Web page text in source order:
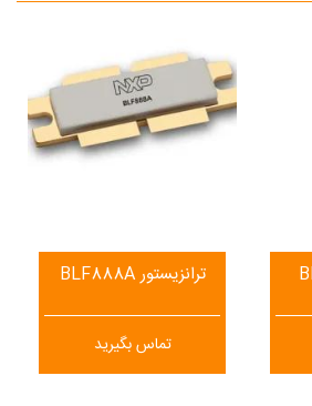
ترانزیستور BLF888A
تماس بگیرید